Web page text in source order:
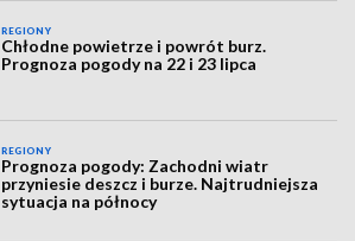
REGIONY
Chłodne powietrze i powrót burz.
Prognoza pogody na 22 i 23 lipca
REGIONY
Prognoza pogody: Zachodni wiatr
przyniesie deszcz i burze. Najtrudniejsza
sytuacja na północy